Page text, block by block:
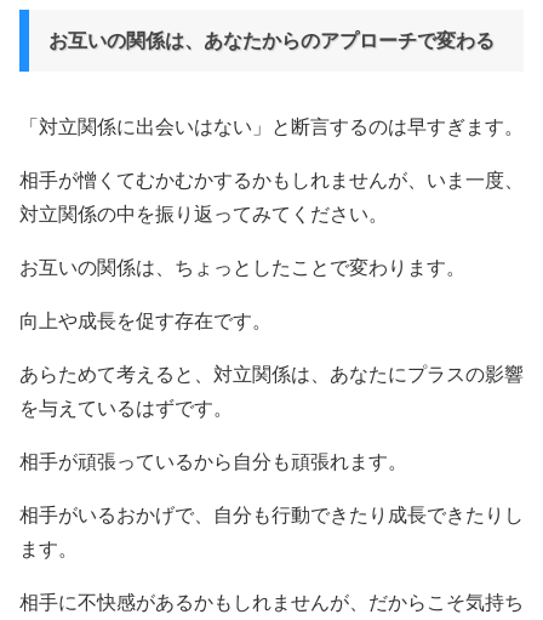
お互いの関係は、あなたからのアプローチで変わる
「対立関係に出会いはない」と断言するのは早すぎます。
相手が憎くてむかむかするかもしれませんが、いま一度、
対立関係の中を振り返ってみてください。
お互いの関係は、ちょっとしたことで変わります。
向上や成長を促す存在です。
あらためて考えると、対立関係は、あなたにプラスの影響
を与えているはずです。
相手が頑張っているから自分も頑張れます。
相手がいるおかげで、自分も行動できたり成長できたりし
ます。
相手に不快感があるかもしれませんが、だからこそ気持ち